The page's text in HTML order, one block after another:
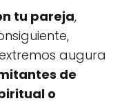
tu pareja,
augura
de
o